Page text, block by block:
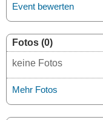
Event bewerten
Fotos (0)
keine Fotos
Mehr Fotos